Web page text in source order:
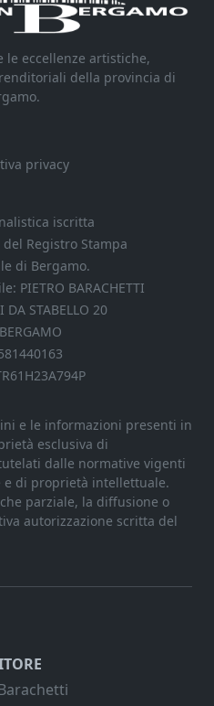
eccellenze artistiche,
della provincia di
privacy
iscritta
Registro Stampa
di Bergamo.
PIETRO BARACHETTI
DA STABELLO 20
e le informazioni presenti in
esclusiva di
dalle normative vigenti
di proprietà intellettuale.
parziale, la diffusione o
autorizzazione scritta del